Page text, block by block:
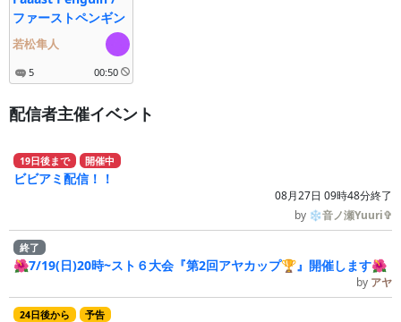
ファーストペンギン
若松隼人
5 00:50
配信者主催イベント
19日後まで 開催中
ビビアミ配信！！
08月27日 09時48分終了
by ❄音ノ瀬Yuuri✞
終了
🌺7/19(日)20時~スト６大会『第2回アヤカップ🏆』開催します🌺
by アヤ
24日後から 予告